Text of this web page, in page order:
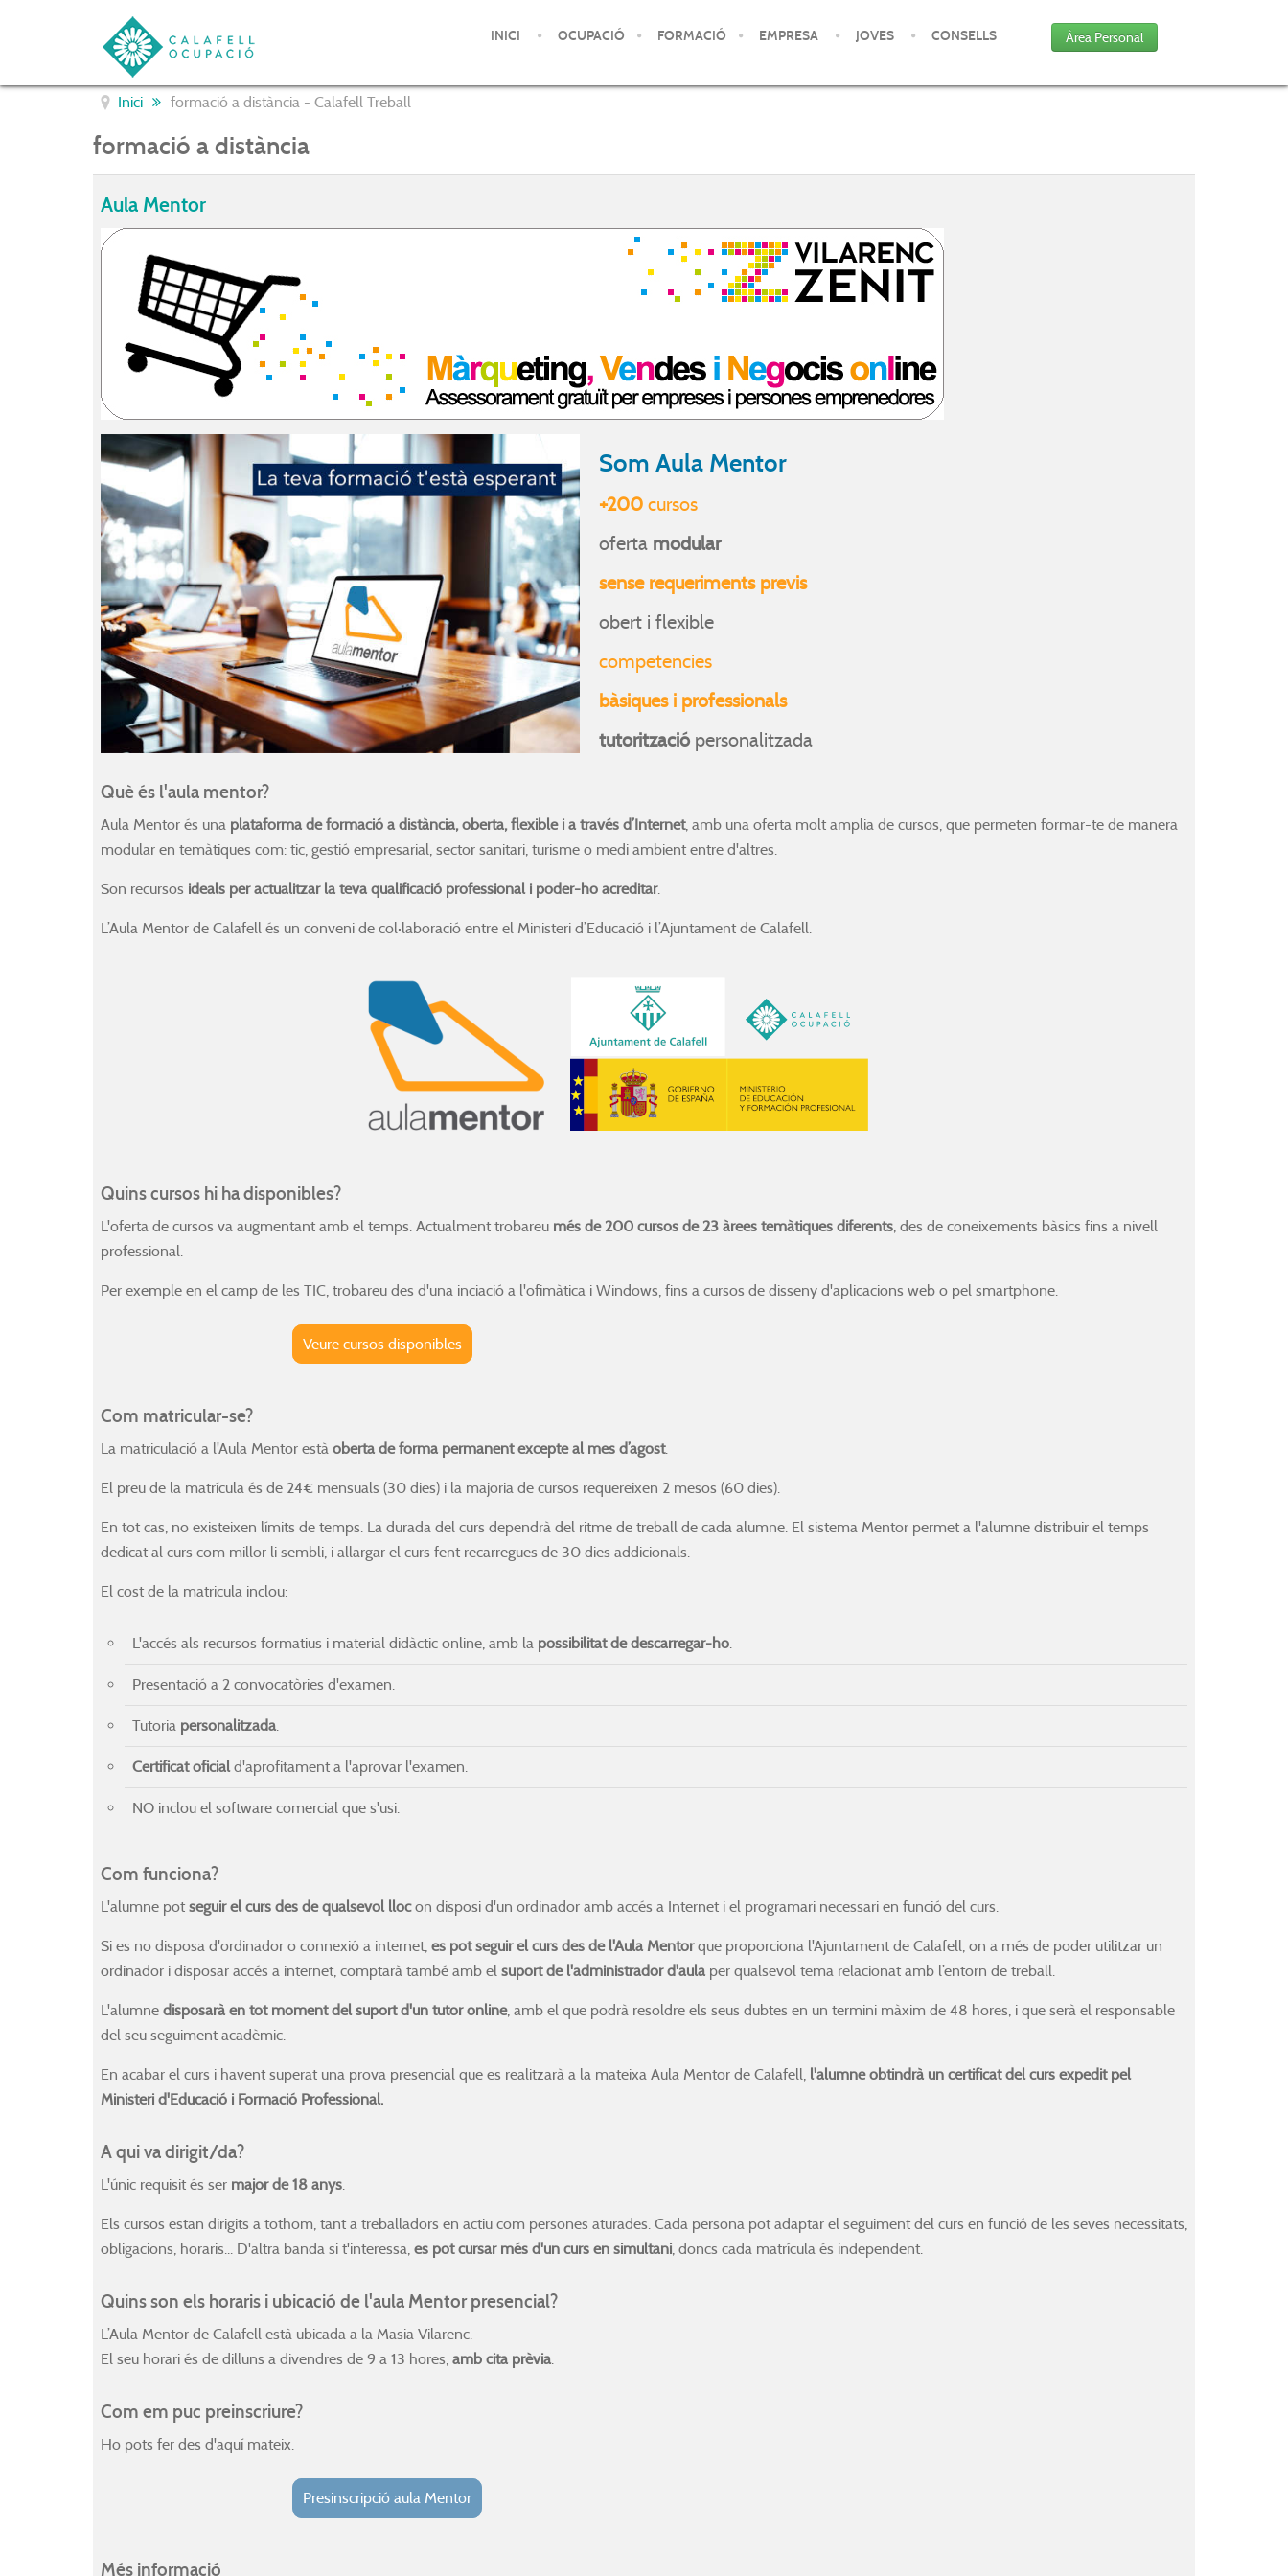
INICI OCUPACIÓ FORMACIÓ EMPRESA JOVES CONSELLS Àrea Personal
Inici formació a distància - Calafell Treball
formació a distància
Aula Mentor
Som Aula Mentor
+200 cursos
oferta modular
sense requeriments previs
obert i flexible
competencies
bàsiques i professionals
tutorització personalitzada
Què és l'aula mentor?
Aula Mentor és una plataforma de formació a distància, oberta, flexible i a través d’Internet, amb una oferta molt amplia de cursos, que permeten formar-te de manera
modular en temàtiques com: tic, gestió empresarial, sector sanitari, turisme o medi ambient entre d'altres.
Son recursos ideals per actualitzar la teva qualificació professional i poder-ho acreditar.
L’Aula Mentor de Calafell és un conveni de col·laboració entre el Ministeri d’Educació i l’Ajuntament de Calafell.
Quins cursos hi ha disponibles?
L'oferta de cursos va augmentant amb el temps. Actualment trobareu més de 200 cursos de 23 àrees temàtiques diferents, des de coneixements bàsics fins a nivell
professional.
Per exemple en el camp de les TIC, trobareu des d'una inciació a l'ofimàtica i Windows, fins a cursos de disseny d'aplicacions web o pel smartphone.
Veure cursos disponibles
Com matricular-se?
La matriculació a l'Aula Mentor està oberta de forma permanent excepte al mes d’agost.
El preu de la matrícula és de 24€ mensuals (30 dies) i la majoria de cursos requereixen 2 mesos (60 dies).
En tot cas, no existeixen límits de temps. La durada del curs dependrà del ritme de treball de cada alumne. El sistema Mentor permet a l'alumne distribuir el temps
dedicat al curs com millor li sembli, i allargar el curs fent recarregues de 30 dies addicionals.
El cost de la matricula inclou:
L'accés als recursos formatius i material didàctic online, amb la possibilitat de descarregar-ho.
Presentació a 2 convocatòries d'examen.
Tutoria personalitzada.
Certificat oficiald'aprofitament a l'aprovar l'examen.
NO inclou el software comercial que s'usi.
Com funciona?
L'alumne pot seguir el curs des de qualsevol llocon disposi d'un ordinador amb accés a Internet i el programari necessari en funció del curs.
Si es no disposa d'ordinador o connexió a internet, es pot seguir el curs des de l'Aula Mentorque proporciona l'Ajuntament de Calafell, on a més de poder utilitzar un
ordinador i disposar accés a internet, comptarà també amb el suport de l'administrador d'aula per qualsevol tema relacionat amb l’entorn de treball.
L'alumne disposarà en tot moment del suport d'un tutor online, amb el que podrà resoldre els seus dubtes en un termini màxim de 48 hores, i que serà el responsable
del seu seguiment acadèmic.
En acabar el curs i havent superat una prova presencial que es realitzarà a la mateixa Aula Mentor de Calafell, l'alumne obtindrà un certificat del curs expedit pel
Ministeri d'Educació i Formació Professional.
A qui va dirigit/da?
L'únic requisit és ser major de 18 anys.
Els cursos estan dirigits a tothom, tant a treballadors en actiu com persones aturades. Cada persona pot adaptar el seguiment del curs en funció de les seves necessitats,
obligacions, horaris... D'altra banda si t'interessa, es pot cursar més d'un curs en simultani, doncs cada matrícula és independent.
Quins son els horaris i ubicació de l'aula Mentor presencial?
L’Aula Mentor de Calafell està ubicada a la Masia Vilarenc.
El seu horari és de dilluns a divendres de 9 a 13 hores, amb cita prèvia.
Com em puc preinscriure?
Ho pots fer des d'aquí mateix.
Presinscripció aula Mentor
Més informació